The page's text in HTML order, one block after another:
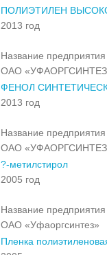
ПОЛИЭТИЛЕН
2013 год
Название предприятия
ОАО
ФЕНОЛ
2013 год
Название предприятия
ОАО
?-метилстирол
2005 год
Название предприятия
ОАО «Уфаоргсинтез»
Пленка